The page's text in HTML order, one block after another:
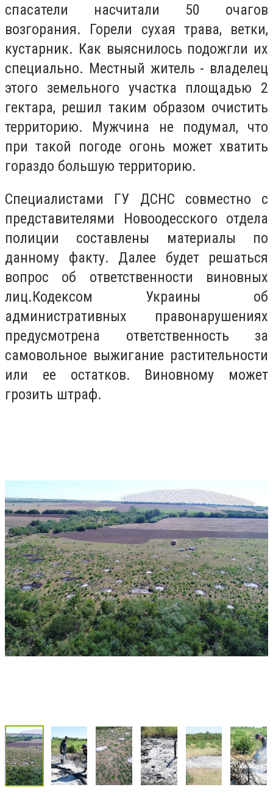
спасатели насчитали 50 очагов
возгорания. Горели сухая трава, ветки,
кустарник. Как выяснилось подожгли их
специально. Местный житель - владелец
этого земельного участка площадью 2
гектара, решил таким образом очистить
территорию. Мужчина не подумал, что
при такой погоде огонь может хватить
гораздо большую территорию.
Специалистами ГУ ДСНС совместно с
представителями Новоодесского отдела
полиции составлены материалы по
данному факту. Далее будет решаться
вопрос об ответственности виновных
лиц.Кодексом Украины об
административных правонарушениях
предусмотрена ответственность за
самовольное выжигание растительности
или ее остатков. Виновному может
грозить штраф.